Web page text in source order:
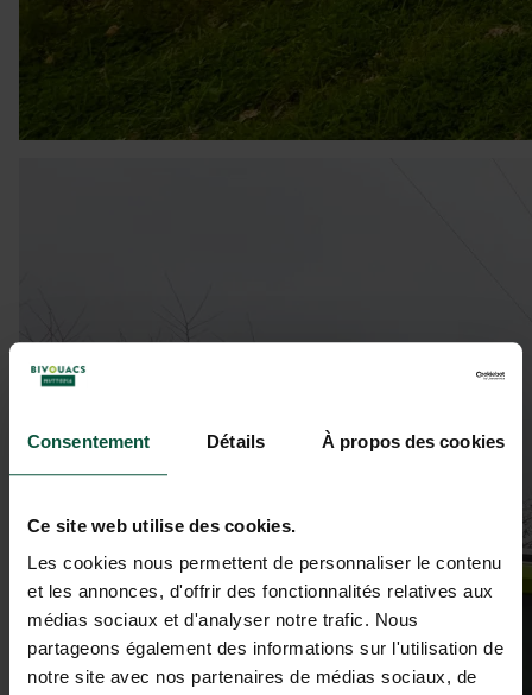
Consentement Détails À propos des cookies
Ce site web utilise des cookies.
Les cookies nous permettent de personnaliser le contenu
et les annonces, d'offrir des fonctionnalités relatives aux
médias sociaux et d'analyser notre trafic. Nous
partageons également des informations sur l'utilisation de
notre site avec nos partenaires de médias sociaux, de